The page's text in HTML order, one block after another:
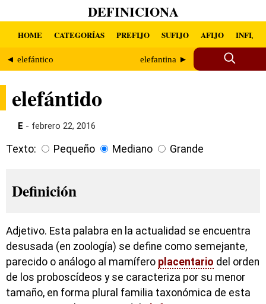
DEFINICIONA
HOME CATEGORÍAS PREFIJO SUFIJO AFIJO INFIJO
◄ elefántico elefantina ►
elefántido
E - febrero 22, 2016
Texto: Pequeño Mediano Grande
Definición
Adjetivo. Esta palabra en la actualidad se encuentra
desusada (en zoología) se define como semejante,
parecido o análogo al mamífero placentario del orden
de los proboscídeos y se caracteriza por su menor
tamaño, en forma plural familia taxonómica de esta